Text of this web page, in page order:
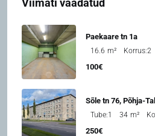
Viimati vaadatud
Paekaare tn 1a
16.6 m² Korrus:2
100€
Sõle tn 76, Põhja-
Tube:1 34 m²
250€